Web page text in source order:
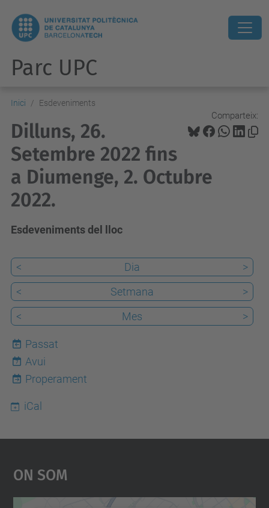
Parc UPC
Inici Esdeveniments
Comparteix:
Dilluns, 26.
Setembre 2022 fins
a Diumenge, 2. Octubre
2022.
Esdeveniments del lloc
< Dia
>
<
Setmana
>
<
Mes >
Passat
7
Avui
Properament
iCal
On Som